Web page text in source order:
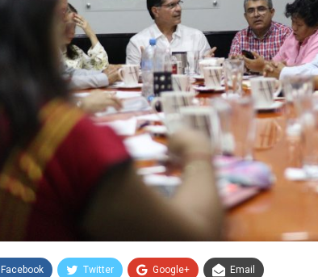
Facebook Twitter Google+ Email